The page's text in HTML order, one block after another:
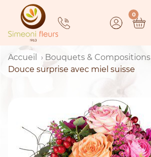
content
0
Accueil Bouquets & Compositions
Douce surprise avec miel suisse